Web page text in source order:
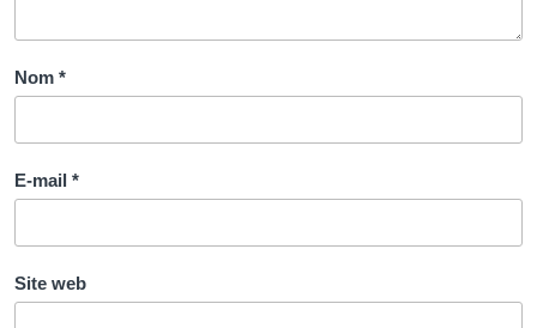
Nom *
E-mail *
Site web